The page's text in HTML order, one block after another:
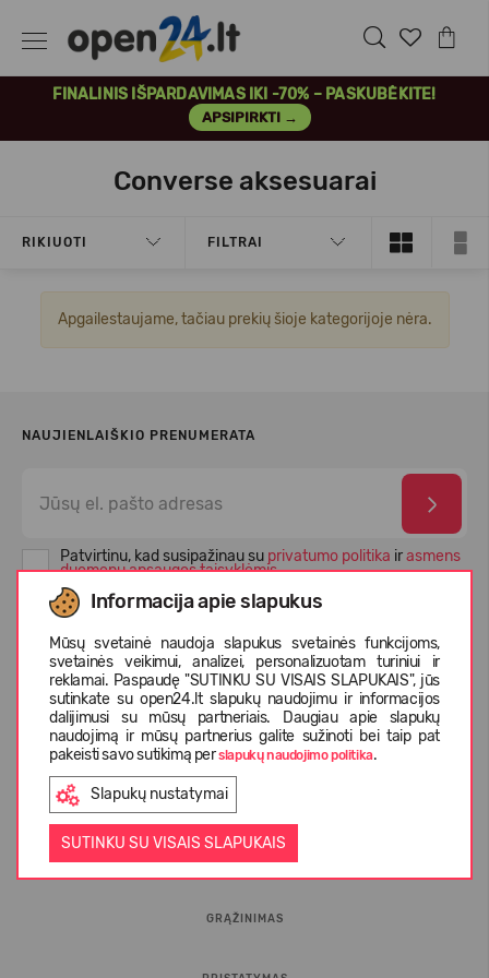
FINALINIS IŠPARDAVIMAS IKI -70% – PASKUBĖKITE!
APSIPIRKTI →
Informacija apie slapukus
Mūsų svetainė naudoja slapukus svetainės funkcijoms,
svetainės veikimui, analizei, personalizuotam turiniui ir
reklamai. Paspaudę "SUTINKU SU VISAIS SLAPUKAIS", jūs
sutinkate su open24.lt slapukų naudojimu ir informacijos
dalijimusi su mūsų partneriais. Daugiau apie slapukų
naudojimą ir mūsų partnerius galite sužinoti bei taip pat
pakeisti savo sutikimą perslapukų naudojimo politika.
Slapukų nustatymai
SUTINKU SU VISAIS SLAPUKAIS
Converse aksesuarai
RIKIUOTI FILTRAI
Apgailestaujame, tačiau prekių šioje kategorijoje nėra.
NAUJIENLAIŠKIO PRENUMERATA
Patvirtinu, kad susipažinau su privatumo politika irasmens
duomenų apsaugos taisyklėmis
INFORMACIJA PIRKĖJUI
GRĄŽINIMAS